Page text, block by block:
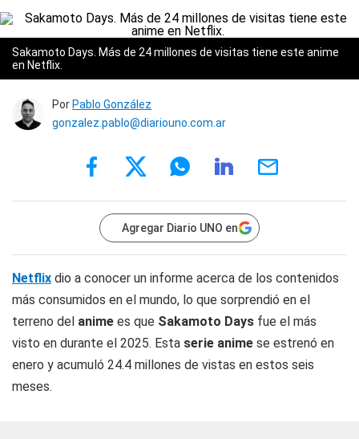
Sakamoto Days. Más de 24 millones de visitas tiene este anime
en Netflix.
Por Pablo González
gonzalez.pablo@diariouno.com.ar
Agregar Diario UNO en
Netflix dio a conocer un informe acerca de los contenidos
más consumidos en el mundo, lo que sorprendió en el
terreno del anime es que Sakamoto Days fue el más
visto en durante el 2025. Esta serie anime se estrenó en
enero y acumuló 24.4 millones de vistas en estos seis
meses.